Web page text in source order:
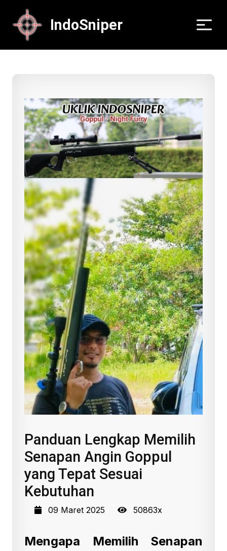
IndoSniper
Panduan Lengkap Memilih
Senapan Angin Goppul
yang Tepat Sesuai
Kebutuhan
09 Maret 2025 50863x
Mengapa Memilih Senapan